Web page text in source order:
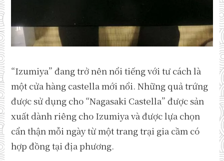
“Izumiya” đang trở nên nổi tiếng với tư cách là
một cửa hàng castella mới nổi. Những quả trứng
được sử dụng cho “Nagasaki Castella” được sản
xuất dành riêng cho Izumiya và được lựa chọn
cẩn thận mỗi ngày từ một trang trại gia cầm có
hợp đồng tại địa phương.